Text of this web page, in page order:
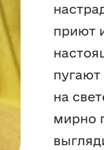
приют
пугают
на
мирно